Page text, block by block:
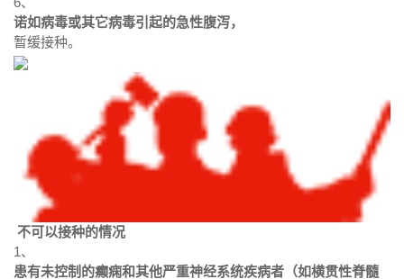
诺如病毒或其它病毒引起的急性腹泻，
暂缓接种。
不可以接种的情况
1、
患有未控制的癫痫和其他严重神经系统疾病者（如横贯性脊髓